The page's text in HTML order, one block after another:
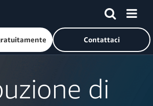
tornare alla home page di Amazon Web
Contattaci
di